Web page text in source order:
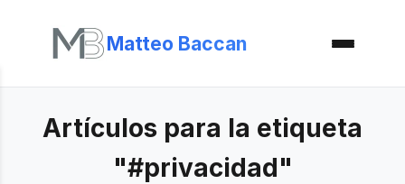
Matteo Baccan
Artículos para la etiqueta
"#privacidad"